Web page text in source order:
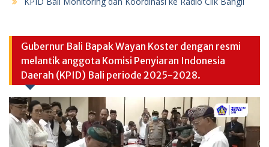
Gubernur Bali Bapak Wayan Koster dengan resmi
melantik anggota Komisi Penyiaran Indonesia
Daerah (KPID) Bali periode 2025-2028.
Video
Player